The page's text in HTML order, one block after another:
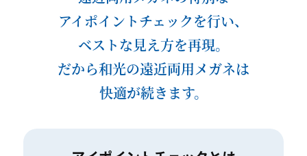
アイポイントチェックを行い、
ベストな見え方を再現。
だから和光の遠近両用メガネは
快適が続きます。